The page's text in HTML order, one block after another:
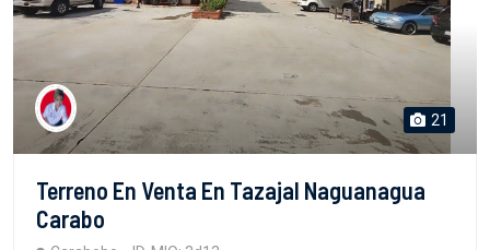
21
Terreno En Venta En Tazajal Naguanagua
Carabo